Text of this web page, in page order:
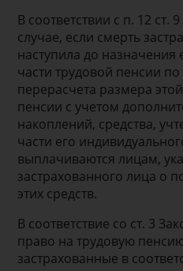
В соответствии с п. 12 ст.
случае, если смерть
наступила до назначения
части трудовой пенсии
перерасчета размера
пенсии с учетом
накоплений, средства,
части его
выплачиваются лицам,
застрахованного лица о
этих средств.
В соответствие со ст. 3
право на трудовую
застрахованные в